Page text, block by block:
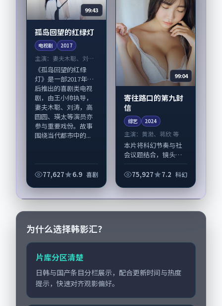
99:43
孤岛回望的红绿灯
电视剧 2017
主演： 妻夫木聪、刘涛
等
《孤岛回望的红绿
灯》是一部2017年前
后推出的喜剧类电视
剧，由王小帅执导，
妻夫木聪、刘涛，高
圆圆、瑛太等演员亦
参与重要戏份。故事
围绕当代都市中的...
77,627 6.9 喜剧
99:04
寄往路口的第九封
信
综艺 2024
主演： 黄渤、蒋欣 等
本片将科幻节奏与社
会议题结合，镜头语
《寄往路口的第九封
黄渤、蒋欣担纲主
线；取景与声音设计
凸显韩国城市质感，
75,927 7.2 科幻
为什么选择韩影汇？
片库分区清楚
日韩与国产条目分栏展示，配合更新时间与热度
提示，快速对齐观影偏好。